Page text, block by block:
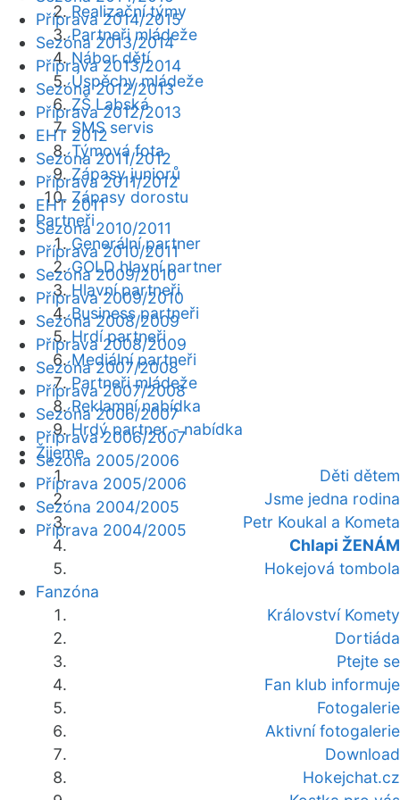
Realizační týmy
Partneři mládeže
Nábor dětí
Úspěchy mládeže
ZŠ Labská
SMS servis
Týmová fota
Zápasy juniorů
Zápasy dorostu
Partneři
Generální partner
GOLD hlavní partner
Hlavní partneři
Business partneři
Hrdí partneři
Mediální partneři
Partneři mládeže
Reklamní nabídka
Hrdý partner - nabídka
Žijeme
Děti dětem
Jsme jedna rodina
Petr Koukal a Kometa
Chlapi ŽENÁM
Hokejová tombola
Fanzóna
Království Komety
Dortiáda
Ptejte se
Fan klub informuje
Fotogalerie
Aktivní fotogalerie
Download
Hokejchat.cz
Příprava 2014/2015
Sezóna 2013/2014
Příprava 2013/2014
Sezóna 2012/2013
Příprava 2012/2013
EHT 2012
Sezóna 2011/2012
Příprava 2011/2012
EHT 2011
Sezóna 2010/2011
Příprava 2010/2011
Sezóna 2009/2010
Příprava 2009/2010
Sezóna 2008/2009
Příprava 2008/2009
Sezóna 2007/2008
Příprava 2007/2008
Sezóna 2006/2007
Příprava 2006/2007
Sezóna 2005/2006
Příprava 2005/2006
Sezóna 2004/2005
Příprava 2004/2005